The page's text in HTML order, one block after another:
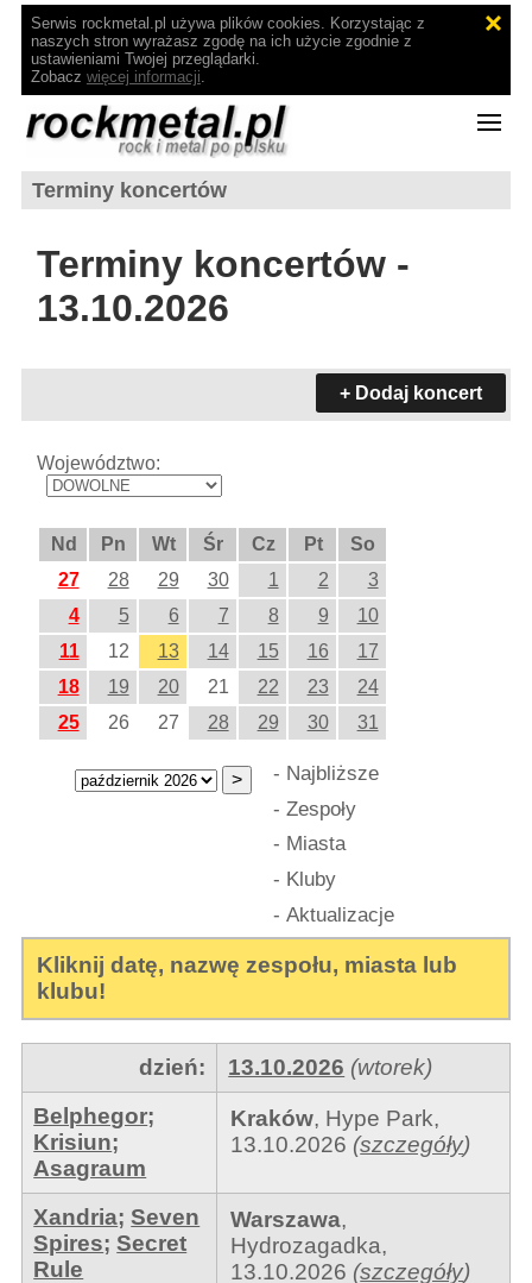
Serwis rockmetal.pl używa plików cookies. Korzystając z
naszych stron wyrażasz zgodę na ich użycie zgodnie z
ustawieniami Twojej przeglądarki.
Zobacz więcej informacji.
Terminy koncertów
Terminy koncertów -
13.10.2026
+ Dodaj koncert
Województwo:
Nd Pn Wt Śr Cz Pt
So
27
28 29 30 1 2
3
4
5 6 7 8 9
10
11
12 13 14 15 16
17
18
19 20 21 22 23
24
25
26 27 28 29 30 31
- Najbliższe
- Zespoły
- Miasta
- Kluby
- Aktualizacje
Kliknij datę, nazwę zespołu, miasta lub
klubu!
dzień: 13.10.2026 (wtorek)
Belphegor;
Krisiun;
Asagraum
Kraków, Hype Park,
13.10.2026 (szczegóły)
Xandria;Seven
Spires;Secret
Rule
Warszawa,
Hydrozagadka,
13.10.2026 (szczegóły)